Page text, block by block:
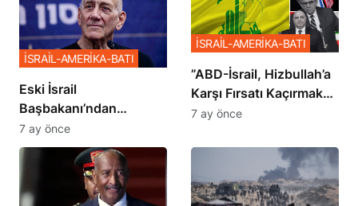
Eski İsrail
Başbakanı’ndan
Netanyahu’ya Ağır
Sözler
İSRAİL-AMERİKA-BATI
7 ay önce
​​​​​​​”ABD-İsrail, Hizbullah’a
Karşı Fırsatı Kaçırmak
İstemiyor”
İSRAİL-AMERİKA-BATI
7 ay önce